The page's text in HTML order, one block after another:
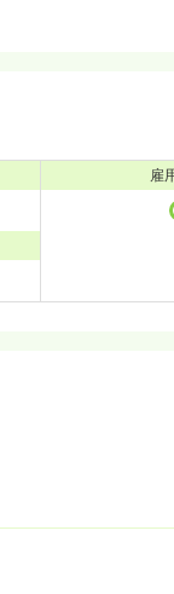
雇